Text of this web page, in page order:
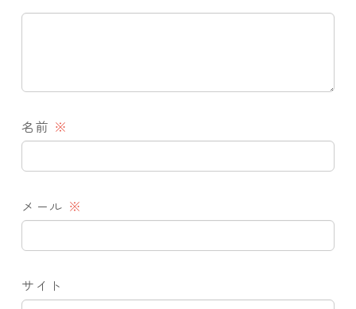
名前 ※
メール ※
サイト